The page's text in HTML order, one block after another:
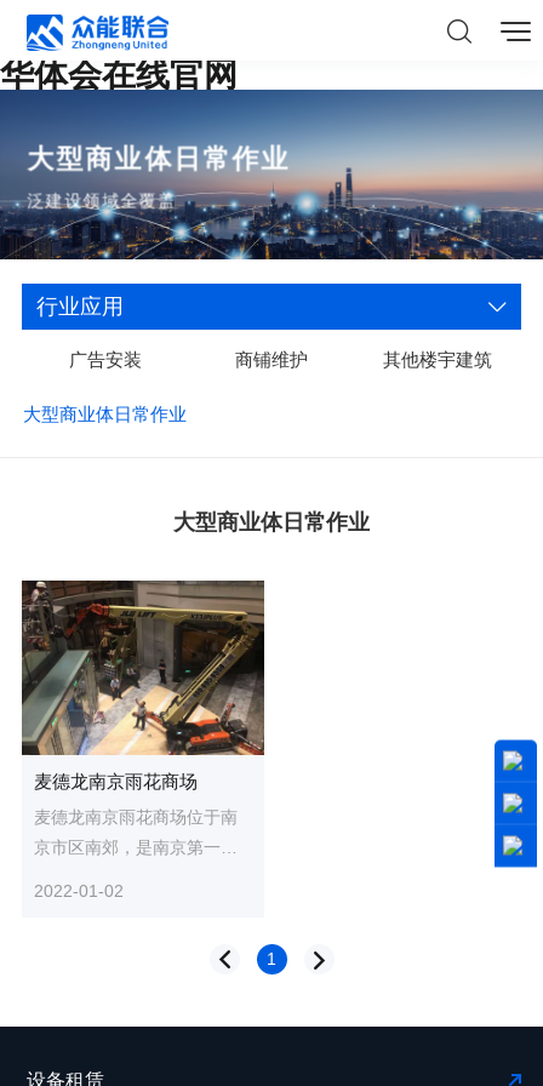
华体会在线官网
大型商业体日常作业
泛建设领域全覆盖
行业应用
广告安装 商铺维护 其他楼宇建筑
大型商业体日常作业
大型商业体日常作业
麦德龙南京雨花商场
麦德龙南京雨花商场位于南
京市区南郊，是南京第一家
2022-01-02
1
设备租赁